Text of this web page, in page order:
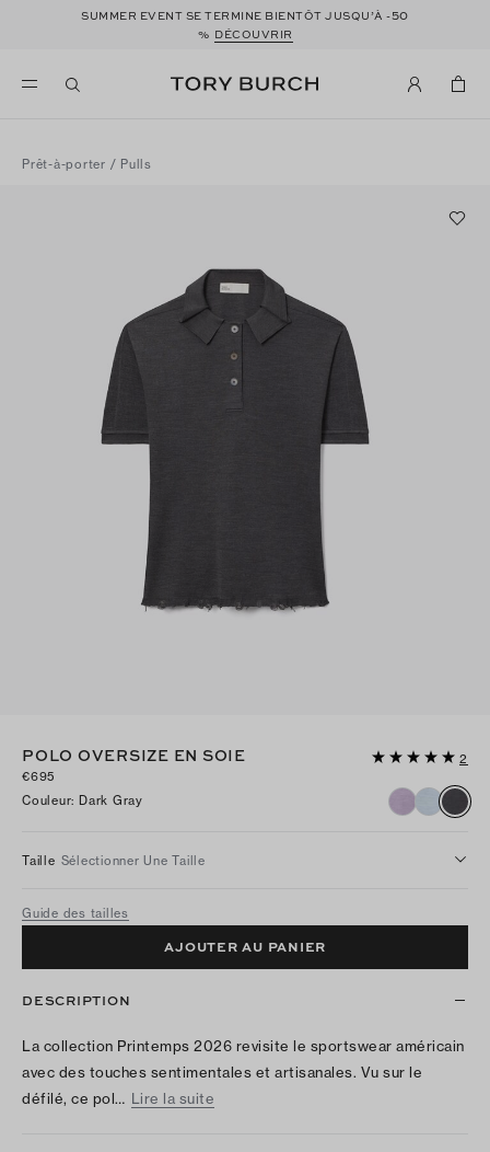
SUMMER EVENT SE TERMINE BIENTÔT JUSQU’À -50
% DÉCOUVRIR
Prêt-à-porter / Pulls
POLO OVERSIZE EN SOIE
2
€695
Couleur: Dark Gray
Taille Sélectionner Une Taille
Guide des tailles
AJOUTER AU PANIER
DESCRIPTION
La collection Printemps 2026 revisite le sportswear américain
avec des touches sentimentales et artisanales. Vu sur le
défilé, ce pol… Lire la suite